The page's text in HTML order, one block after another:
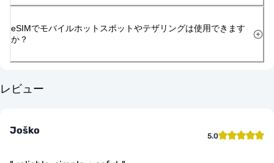
eSIMでモバイルホットスポットやテザリングは使用できます
か？
レビュー
Joško 5.0